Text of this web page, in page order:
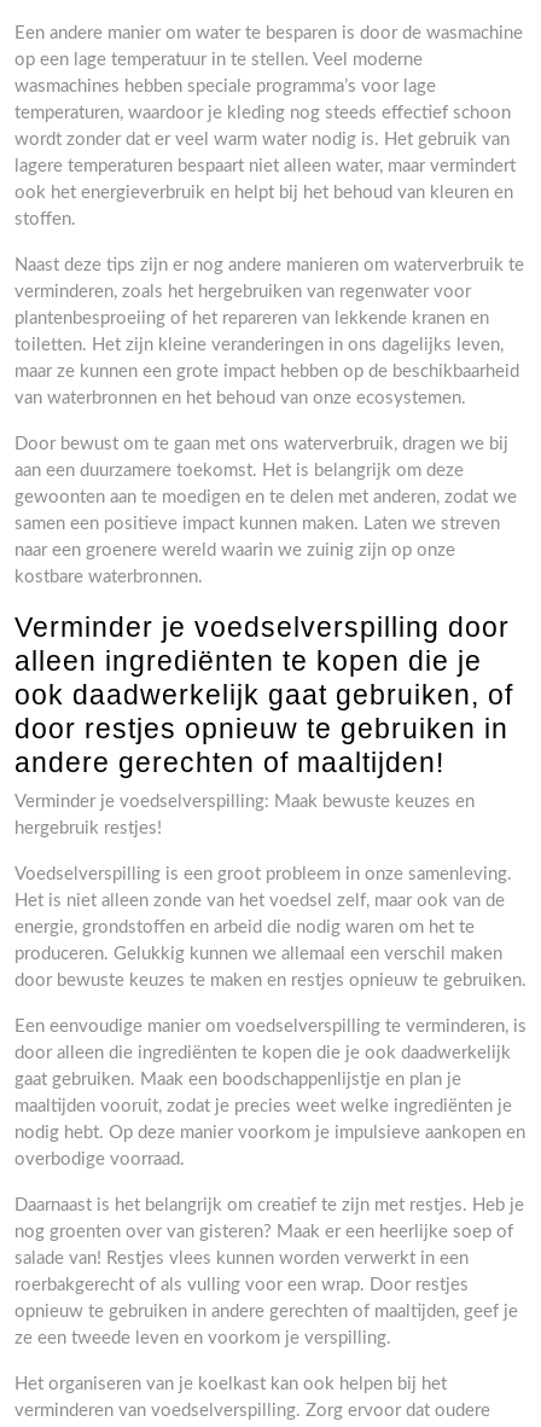
Een andere manier om water te besparen is door de wasmachine
op een lage temperatuur in te stellen. Veel moderne
wasmachines hebben speciale programma’s voor lage
temperaturen, waardoor je kleding nog steeds effectief schoon
wordt zonder dat er veel warm water nodig is. Het gebruik van
lagere temperaturen bespaart niet alleen water, maar vermindert
ook het energieverbruik en helpt bij het behoud van kleuren en
stoffen.
Naast deze tips zijn er nog andere manieren om waterverbruik te
verminderen, zoals het hergebruiken van regenwater voor
plantenbesproeiing of het repareren van lekkende kranen en
toiletten. Het zijn kleine veranderingen in ons dagelijks leven,
maar ze kunnen een grote impact hebben op de beschikbaarheid
van waterbronnen en het behoud van onze ecosystemen.
Door bewust om te gaan met ons waterverbruik, dragen we bij
aan een duurzamere toekomst. Het is belangrijk om deze
gewoonten aan te moedigen en te delen met anderen, zodat we
samen een positieve impact kunnen maken. Laten we streven
naar een groenere wereld waarin we zuinig zijn op onze
kostbare waterbronnen.
Verminder je voedselverspilling door
alleen ingrediënten te kopen die je
ook daadwerkelijk gaat gebruiken, of
door restjes opnieuw te gebruiken in
andere gerechten of maaltijden!
Verminder je voedselverspilling: Maak bewuste keuzes en
hergebruik restjes!
Voedselverspilling is een groot probleem in onze samenleving.
Het is niet alleen zonde van het voedsel zelf, maar ook van de
energie, grondstoffen en arbeid die nodig waren om het te
produceren. Gelukkig kunnen we allemaal een verschil maken
door bewuste keuzes te maken en restjes opnieuw te gebruiken.
Een eenvoudige manier om voedselverspilling te verminderen, is
door alleen die ingrediënten te kopen die je ook daadwerkelijk
gaat gebruiken. Maak een boodschappenlijstje en plan je
maaltijden vooruit, zodat je precies weet welke ingrediënten je
nodig hebt. Op deze manier voorkom je impulsieve aankopen en
overbodige voorraad.
Daarnaast is het belangrijk om creatief te zijn met restjes. Heb je
nog groenten over van gisteren? Maak er een heerlijke soep of
salade van! Restjes vlees kunnen worden verwerkt in een
roerbakgerecht of als vulling voor een wrap. Door restjes
opnieuw te gebruiken in andere gerechten of maaltijden, geef je
ze een tweede leven en voorkom je verspilling.
Het organiseren van je koelkast kan ook helpen bij het
verminderen van voedselverspilling. Zorg ervoor dat oudere